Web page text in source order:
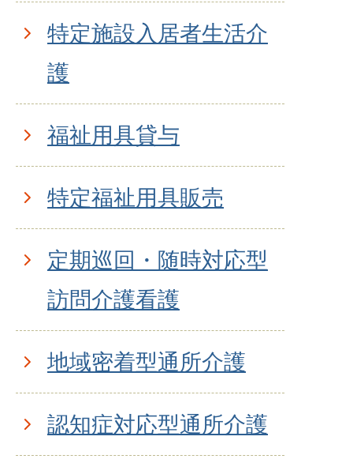
特定施設入居者生活介
護
福祉用具貸与
特定福祉用具販売
定期巡回・随時対応型
訪問介護看護
地域密着型通所介護
認知症対応型通所介護